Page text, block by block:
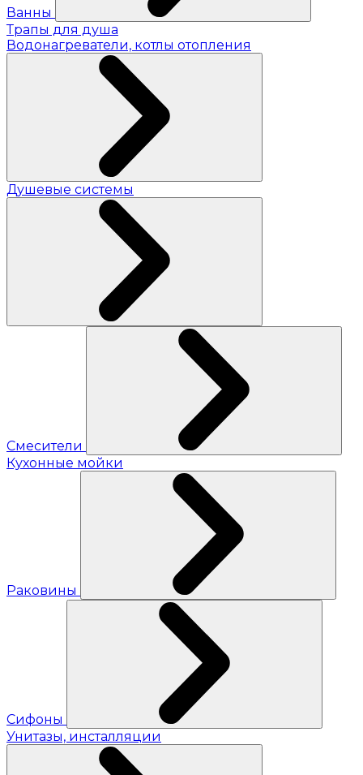
Ванны
Трапы для душа
Водонагреватели, котлы отопления
Душевые системы
Смесители
Кухонные мойки
Раковины
Сифоны
Унитазы, инсталляции